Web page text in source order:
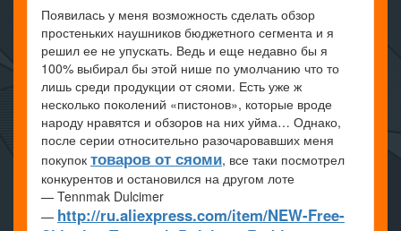
Появилась у меня возможность сделать обзор
простеньких наушников бюджетного сегмента и я
решил ее не упускать. Ведь и еще недавно бы я
100% выбирал бы этой нише по умолчанию что то
лишь среди продукции от сяоми. Есть уже ж
несколько поколений «пистонов», которые вроде
народу нравятся и обзоров на них уйма… Однако,
после серии относительно разочаровавших меня
покупок товаров от сяоми, все таки посмотрел
конкурентов и остановился на другом лоте
— Tennmak Dulcimer
— http://ru.aliexpress.com/item/NEW-Free-